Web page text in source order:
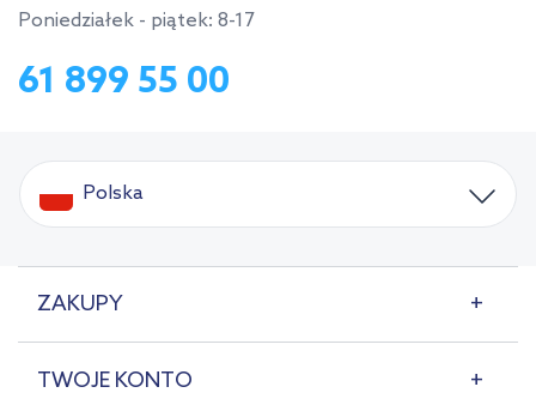
Poniedziałek - piątek: 8-17
61 899 55 00
Polska
ZAKUPY
TWOJE KONTO